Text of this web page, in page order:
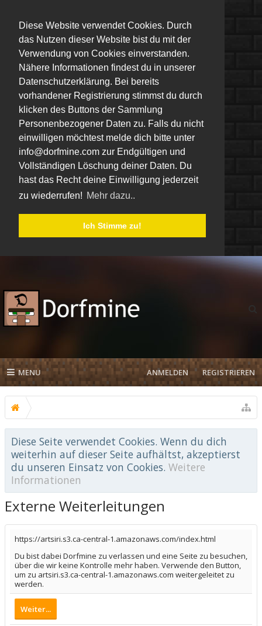
Diese Website verwendet Cookies. Durch
das Nutzen dieser Website bist du mit der
Verwendung von Cookies einverstanden.
Nähere Informationen findest du in unserer
Datenschutzerklärung. Bei bereits
vorhandener Registrierung stimmst du durch
klicken des Buttons der Sammlung
Personenbezogener Daten zu. Falls du nicht
einwilligen möchtest melde dich bitte unter
info@dorfmine.com zur Endgültigen und
Vollständigen Löschung deiner Daten. Du
hast das Recht deine Einwilligung jederzeit
zu wiederrufen! Mehr dazu..
Ich Stimme zu!
MENU ANMELDEN REGISTRIEREN
Diese Seite verwendet Cookies. Wenn du dich
weiterhin auf dieser Seite aufhältst, akzeptierst
du unseren Einsatz von Cookies. Weitere
Informationen
Externe Weiterleitungen
https://artsiri.s3.ca-central-1.amazonaws.com/index.html
Du bist dabei Dorfmine zu verlassen und eine Seite zu besuchen,
über die wir keine Kontrolle mehr haben. Verwende den Button,
um zu artsiri.s3.ca-central-1.amazonaws.com weitergeleitet zu
werden.
Weiter...